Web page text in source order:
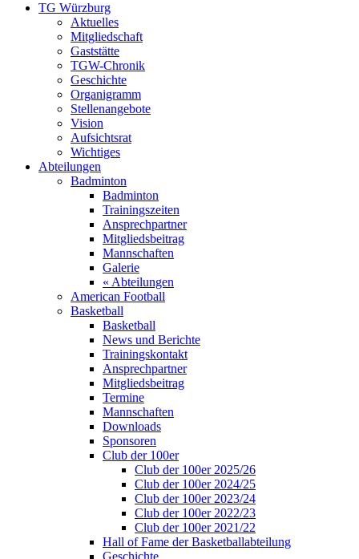
TG Würzburg
Aktuelles
Mitgliedschaft
Gaststätte
TGW-Chronik
Geschichte
Organigramm
Stellenangebote
Vision
Aufsichtsrat
Wichtiges
Abteilungen
Badminton
Badminton
Trainingszeiten
Ansprechpartner
Mitgliedsbeitrag
Mannschaften
Galerie
« Abteilungen
American Football
Basketball
Basketball
News und Berichte
Trainingskontakt
Ansprechpartner
Mitgliedsbeitrag
Termine
Mannschaften
Downloads
Sponsoren
Club der 100er
Club der 100er 2025/26
Club der 100er 2024/25
Club der 100er 2023/24
Club der 100er 2022/23
Club der 100er 2021/22
Hall of Fame der Basketballabteilung
Geschichte